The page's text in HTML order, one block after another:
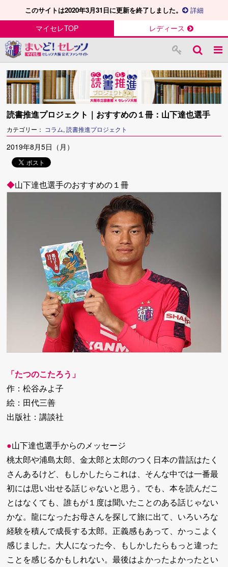
このサイトは2020年3月31日に更新を終了しました。 詳細
マイセレTOP レディース
読書推進プロジェクト｜おすすめの１冊：山下達也選手
カテゴリー： コラム, 読書推進プロジェクト
2019年8月5日（月）
◆山下達也選手のおすすめの１冊
「たつのこたろう」
作：松谷みよ子
絵：田代三善
出版社：講談社
●山下達也選手からのメッセージ
桃太郎や浦島太郎、金太郎と太郎のつく日本の昔話はたく
さんあるけど、もしかしたらこれは、そんな中では一番最
初には思い出せる話じゃないと思う。でも、本を読んだこ
とはなくても、誰もが１度は聞いたことのある話じゃない
かな。龍になったお母さんを探して旅に出て、いろいろな
経験を積んで成長する太郎。正義感もあって、かっこよく
感じました。大人になった今、もしかしたらもっと違った
ことを感じるかもしれない。最後はよかったよかったとい